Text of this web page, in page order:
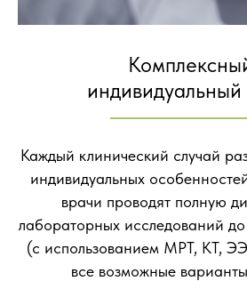
индивидуальный
Каждый клинический случай
индивидуальных
врачи проводят полную
лабораторных исследований
(с использованием МРТ, КТ,
все возможные